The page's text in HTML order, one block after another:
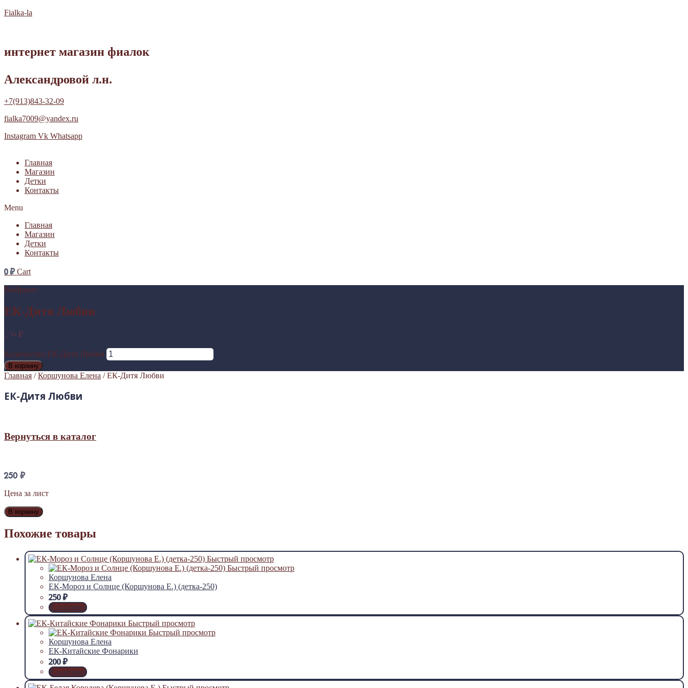
Fialka-la
интернет магазин фиалок
Александровой л.н.
+7(913)843-32-09
fialka7009@yandex.ru
Instagram Vk Whatsapp
Главная
Магазин
Детки
Контакты
Menu
Главная
Магазин
Детки
Контакты
0₽ Cart
Выбрано:
ЕК-Дитя Любви
250 ₽
Количество ЕК-Дитя Любви
В корзину
Главная /Коршунова Елена / ЕК-Дитя Любви
ЕК-Дитя Любви
Вернуться в каталог
250₽
Цена за лист
В корзину
Похожие товары
Быстрый просмотр
Быстрый просмотр
Коршунова Елена
ЕК-Мороз и Солнце (Коршунова Е.) (детка-250)
250₽
В корзину
Быстрый просмотр
Быстрый просмотр
Коршунова Елена
ЕК-Китайские Фонарики
200₽
В корзину